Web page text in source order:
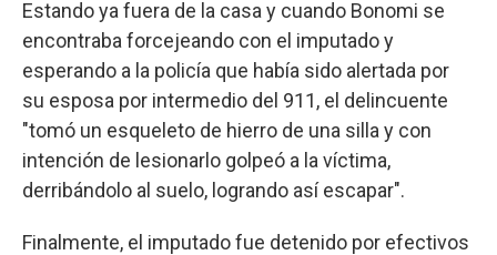
Estando ya fuera de la casa y cuando Bonomi se
encontraba forcejeando con el imputado y
esperando a la policía que había sido alertada por
su esposa por intermedio del 911, el delincuente
"tomó un esqueleto de hierro de una silla y con
intención de lesionarlo golpeó a la víctima,
derribándolo al suelo, logrando así escapar".
Finalmente, el imputado fue detenido por efectivos